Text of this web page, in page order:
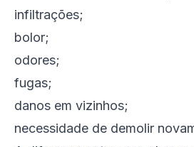
infiltrações;
bolor;
odores;
fugas;
danos em vizinhos;
necessidade de demolir